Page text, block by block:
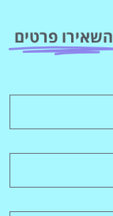
השאירו פרטים